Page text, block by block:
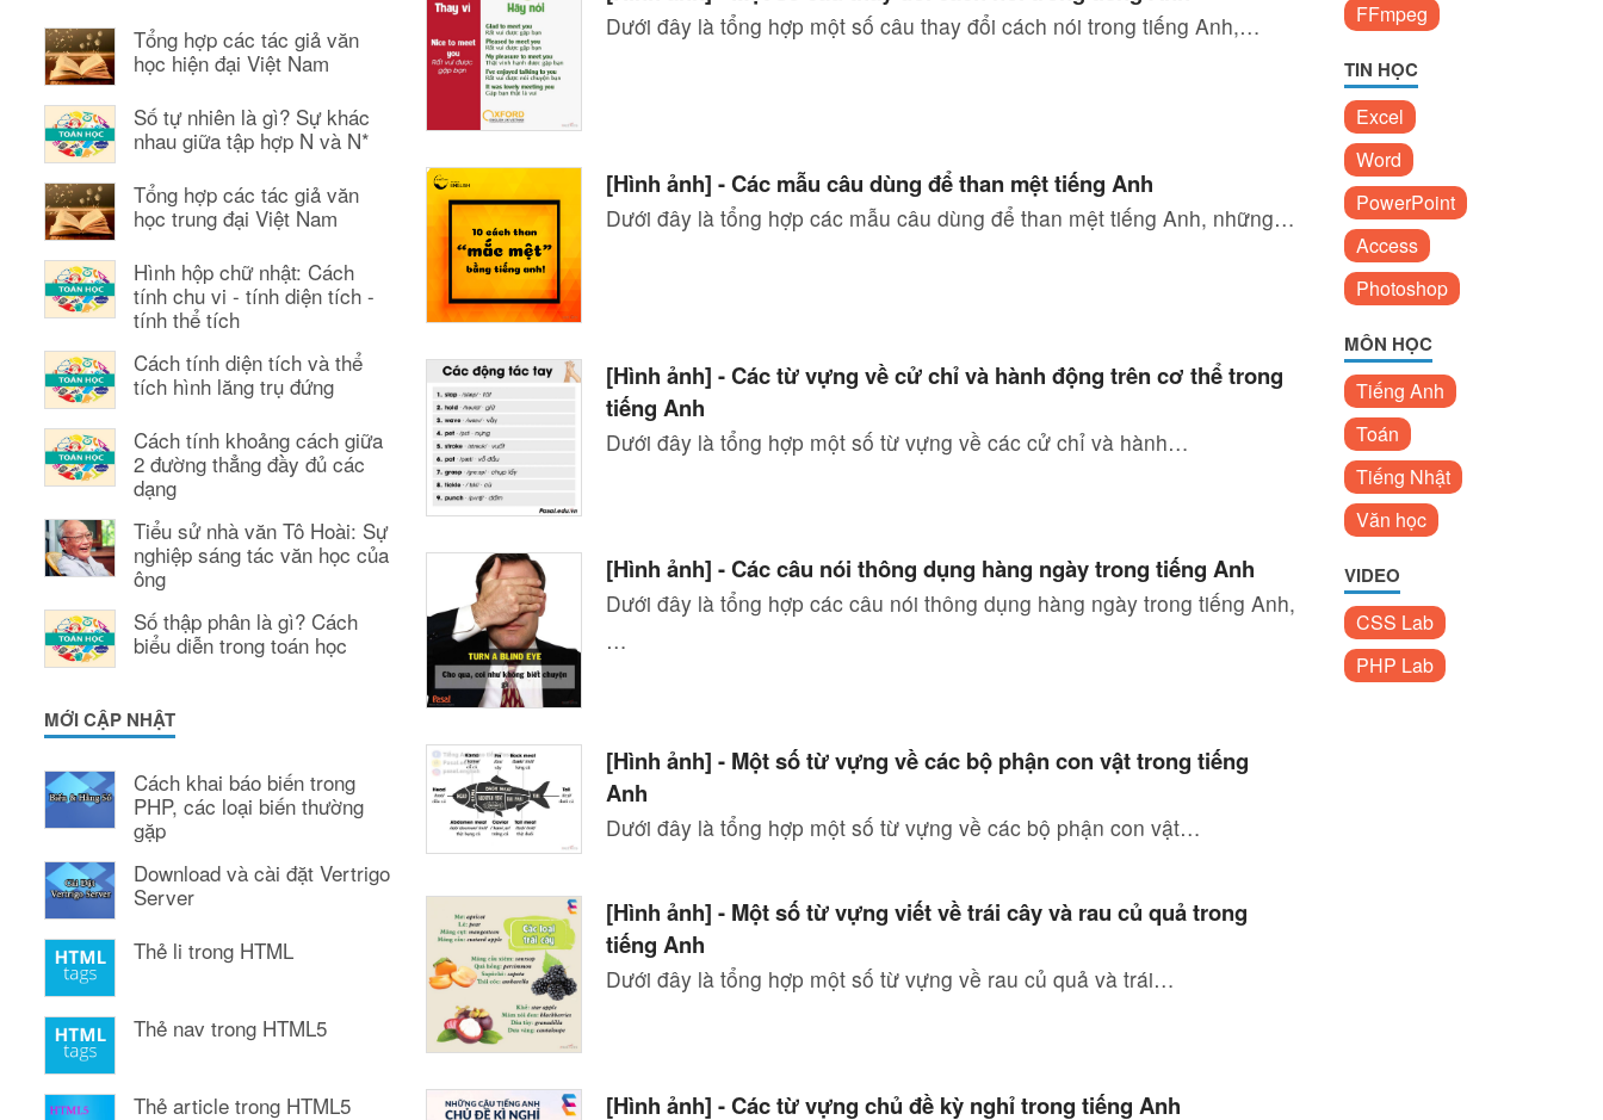
Tổng hợp các tác giả văn
học hiện đại Việt Nam
Số tự nhiên là gì? Sự khác
nhau giữa tập hợp N và N*
Tổng hợp các tác giả văn
học trung đại Việt Nam
Hình hộp chữ nhật: Cách
tính chu vi - tính diện tích -
tính thể tích
Cách tính diện tích và thể
tích hình lăng trụ đứng
Cách tính khoảng cách giữa
2 đường thẳng đầy đủ các
dạng
Tiểu sử nhà văn Tô Hoài: Sự
nghiệp sáng tác văn học của
ông
Số thập phân là gì? Cách
biểu diễn trong toán học
MỚI CẬP NHẬT
Cách khai báo biến trong
PHP, các loại biến thường
gặp
Download và cài đặt Vertrigo
Server
Thẻ li trong HTML
Thẻ nav trong HTML5
Thẻ article trong HTML5
Dưới đây là tổng hợp một số câu thay đổi cách nói trong tiếng Anh,…
[Hình ảnh] - Các mẫu câu dùng để than mệt tiếng Anh
Dưới đây là tổng hợp các mẫu câu dùng để than mệt tiếng Anh, những…
[Hình ảnh] - Các từ vựng về cử chỉ và hành động trên cơ thể trong
tiếng Anh
Dưới đây là tổng hợp một số từ vựng về các cử chỉ và hành…
[Hình ảnh] - Các câu nói thông dụng hàng ngày trong tiếng Anh
Dưới đây là tổng hợp các câu nói thông dụng hàng ngày trong tiếng Anh,
…
[Hình ảnh] - Một số từ vựng về các bộ phận con vật trong tiếng
Anh
Dưới đây là tổng hợp một số từ vựng về các bộ phận con vật…
[Hình ảnh] - Một số từ vựng viết về trái cây và rau củ quả trong
tiếng Anh
Dưới đây là tổng hợp một số từ vựng về rau củ quả và trái…
[Hình ảnh] - Các từ vựng chủ đề kỳ nghỉ trong tiếng Anh
FFmpeg
TIN HỌC
Excel
Word
PowerPoint
Access
Photoshop
MÔN HỌC
Tiếng Anh
Toán
Tiếng Nhật
Văn học
VIDEO
CSS Lab
PHP Lab